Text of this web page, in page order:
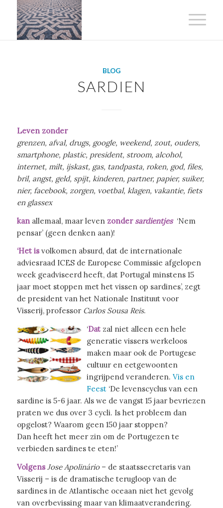
BLOG
SARDIEN
Leven zonder
grenzen, afval, drugs, google, weekend, zout, ouders,
smartphone, plastic, president, stroom, alcohol,
internet, milt, ijskast, gas, tandpasta, roken, god, files,
bril, angst, geld, spijt, kinderen, partner, papier, suiker,
nier, facebook, zorgen, voetbal, klagen, vakantie, fiets
en glassex
kanallemaal, maar leven zonder sardientjes ‘Nem
pensar’ (geen denken aan)!
‘Het isvolkomen absurd, dat de internationale
adviesraad ICES de Europese Commissie afgelopen
week geadviseerd heeft, dat Portugal minstens 15
jaar moet stoppen met het vissen op sardines’, zegt
de president van het Nationale Instituut voor
Visserij, professor Carlos Sousa Reis.
‘Datzal niet alleen een hele
generatie vissers werkeloos
maken maar ook de Portugese
cultuur en eetgewoonten
ingrijpend veranderen. Vis en
Feest‘De levenscyclus van een
sardine is 5-6 jaar. Als we de vangst 15 jaar bevriezen
praten we dus over 3 cycli. Is het probleem dan
opgelost? Waarom geen 150 jaar stoppen?
Dan heeft het meer zin om de Portugezen te
verbieden sardines te eten!’
Volgens Jose Apolinário– de staatssecretaris van
Visserij – is de dramatische terugloop van de
sardines in de Atlantische oceaan niet het gevolg
van overbevissing maar van klimaatverandering.